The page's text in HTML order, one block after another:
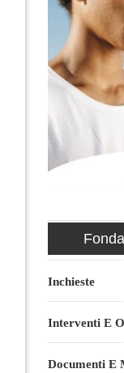
Inchieste
Interventi E
Documenti E